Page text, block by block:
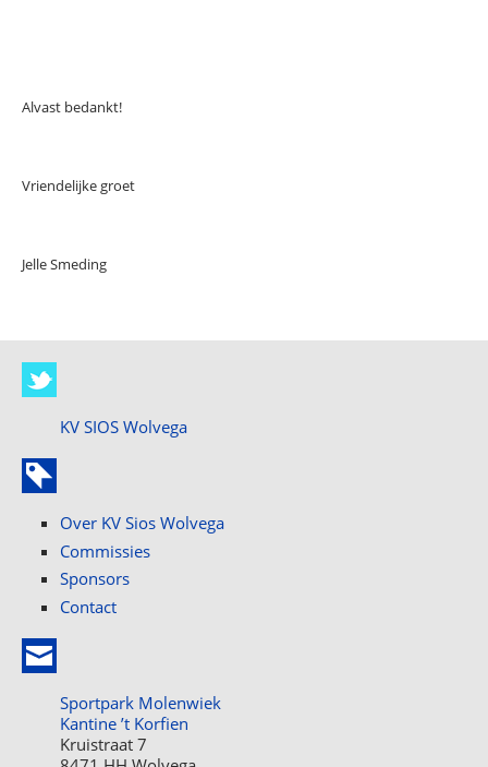
Alvast bedankt!
Vriendelijke groet
Jelle Smeding
KV SIOS Wolvega
Over KV Sios Wolvega
Commissies
Sponsors
Contact
Sportpark Molenwiek
Kantine ’t Korfien
Kruistraat 7